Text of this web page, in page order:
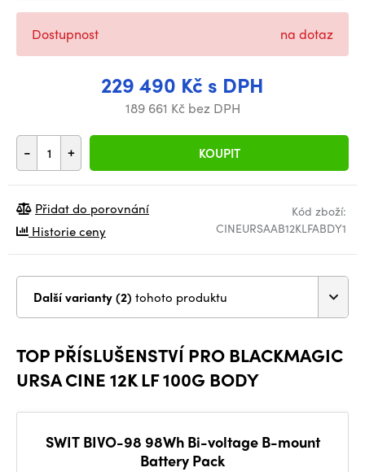
229 490 Kč s DPH
189 661 Kč bez DPH
- + KOUPIT
Dostupnost na dotaz
Kód zboží:
CINEURSAAB12KLFABDY1
Přidat do porovnání
Historie ceny
Další varianty (2) tohoto produktu
TOP PŘÍSLUŠENSTVÍ PRO BLACKMAGIC
URSA CINE 12K LF 100G BODY
SWIT BIVO-98 98Wh Bi-voltage B-mount
Battery Pack